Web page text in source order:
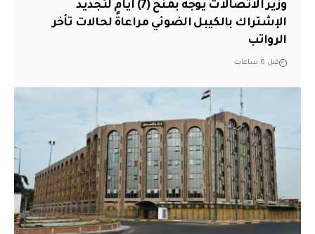
وزير الاتصالات يوجه بمنح (7) أيام لتجديد
الإشتراك بالكيبل الضوئي مراعاةً لحالات تأخر
الرواتب
قبل 6 ساعات